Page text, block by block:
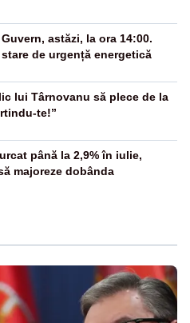
astăzi, la ora 14:00.
de urgență energetică
lui Târnovanu să plece de la
te!”
până la 2,9% în iulie,
majoreze dobânda